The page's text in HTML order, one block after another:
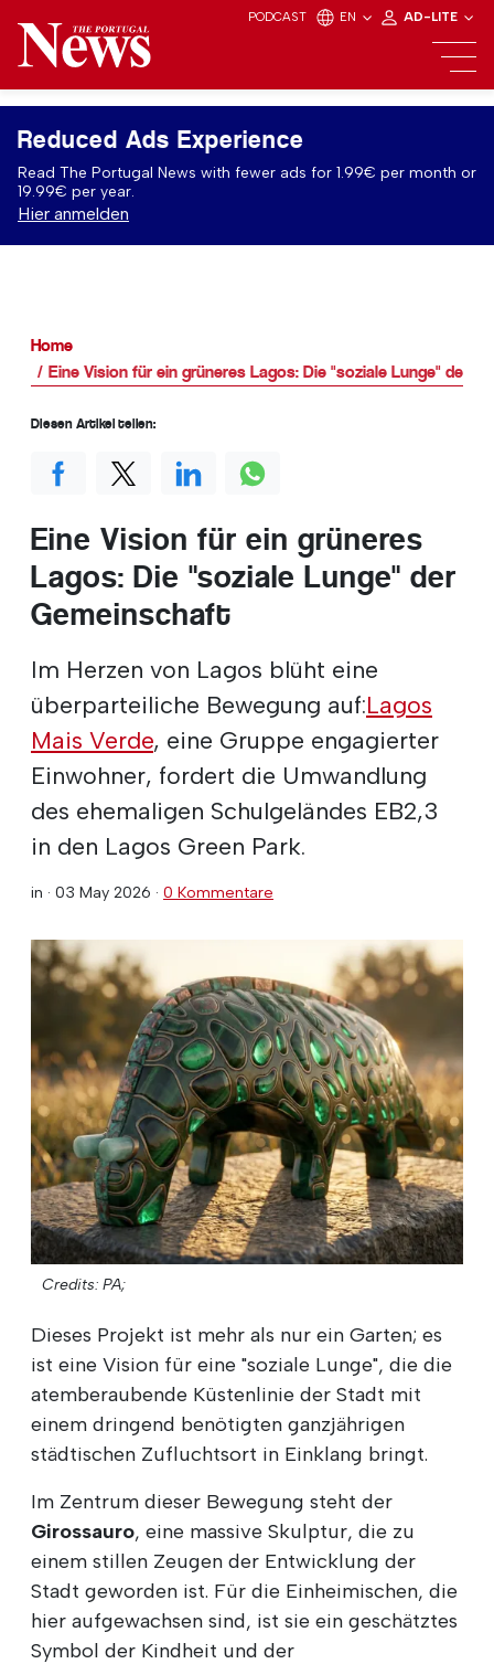
PODCAST EN AD-LITE
Reduced Ads Experience
Read The Portugal News with fewer ads for 1.99€ per month or
19.99€ per year.
Hier anmelden
Home
Eine Vision für ein grüneres Lagos: Die "soziale Lunge" der
Eine Vision für ein grüneres
Lagos: Die "soziale Lunge" der
Gemeinschaft
Im Herzen von Lagos blüht eine
überparteiliche Bewegung auf:Lagos
Mais Verde, eine Gruppe engagierter
Einwohner, fordert die Umwandlung
des ehemaligen Schulgeländes EB2,3
in den Lagos Green Park.
in · 03 May 2026 · 0 Kommentare
Credits: PA;
Dieses Projekt ist mehr als nur ein Garten; es
ist eine Vision für eine "soziale Lunge", die die
atemberaubende Küstenlinie der Stadt mit
einem dringend benötigten ganzjährigen
städtischen Zufluchtsort in Einklang bringt.
Im Zentrum dieser Bewegung steht der
Girossauro, eine massive Skulptur, die zu
einem stillen Zeugen der Entwicklung der
Stadt geworden ist. Für die Einheimischen, die
hier aufgewachsen sind, ist sie ein geschätztes
Symbol der Kindheit und der
Diesen Artikel teilen: